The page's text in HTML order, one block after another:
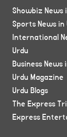
Showbiz News
Sports News in
International
Urdu
Business News
Urdu Magazine
Urdu Blogs
The Express
Express